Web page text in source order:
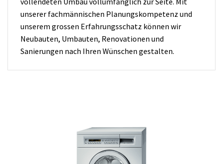
unserer fachmännischen Planungskompetenz und
unserem grossen Erfahrungsschatz können wir
Neubauten, Umbauten, Renovationen und
Sanierungen nach Ihren Wünschen gestalten.